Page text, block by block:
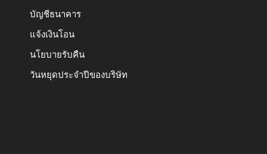
บัญชีธนาคาร
แจ้งเงินโอน
นโยบายรับคืน
วันหยุดประจำปีของบริษัท